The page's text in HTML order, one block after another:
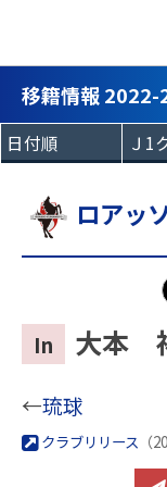
移籍情報 2022-
ロアッ
In 大本
←琉球
クラブリリース （